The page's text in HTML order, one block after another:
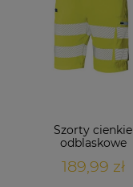
Szorty cienkie
odblaskowe
żółte
189,99 zł